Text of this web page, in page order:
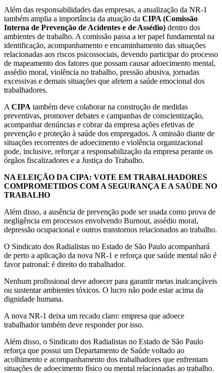
Além das responsabilidades das empresas, a atualização da NR-1
também amplia a importância da atuação da CIPA (Comissão
Interna de Prevenção de Acidentes e de Assédio) dentro dos
ambientes de trabalho. A comissão passa a ter papel fundamental na
identificação, acompanhamento e encaminhamento das situações
relacionadas aos riscos psicossociais, devendo participar do processo
de mapeamento dos fatores que possam causar adoecimento mental,
assédio moral, violência no trabalho, pressão abusiva, jornadas
excessivas e demais situações que afetem a saúde emocional dos
trabalhadores.
A CIPA também deve colaborar na construção de medidas
preventivas, promover debates e campanhas de conscientização,
acompanhar denúncias e cobrar da empresa ações efetivas de
prevenção e proteção à saúde dos empregados. A omissão diante de
situações recorrentes de adoecimento e violência organizacional
pode, inclusive, reforçar a responsabilização da empresa perante os
órgãos fiscalizadores e a Justiça do Trabalho.
NA ELEIÇÃO DA CIPA: VOTE EM TRABALHADORES
COMPROMETIDOS COM A SEGURANÇA E A SAÚDE NO
TRABALHO
Além disso, a ausência de prevenção pode ser usada como prova de
negligência em processos envolvendo Burnout, assédio moral,
depressão ocupacional e outros transtornos relacionados ao trabalho.
O Sindicato dos Radialistas no Estado de São Paulo acompanhará
de perto a aplicação da nova NR-1 e reforça que saúde mental não é
favor patronal: é direito do trabalhador.
Nenhum profissional deve adoecer para garantir metas inalcançáveis
ou sustentar ambientes tóxicos. O lucro não pode estar acima da
dignidade humana.
A nova NR-1 deixa um recado claro: empresa que adoece
trabalhador também deve responder por isso.
Além disso, o Sindicato dos Radialistas no Estado de São Paulo
reforça que possui um Departamento de Saúde voltado ao
acolhimento e acompanhamento dos trabalhadores que enfrentam
situações de adoecimento físico ou mental relacionadas ao trabalho.